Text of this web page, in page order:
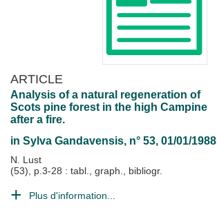
ARTICLE
Analysis of a natural regeneration of
Scots pine forest in the high Campine
after a fire.
in Sylva Gandavensis, n° 53, 01/01/1988
N. Lust
(53), p.3-28 : tabl., graph., bibliogr.
Plus d'information...